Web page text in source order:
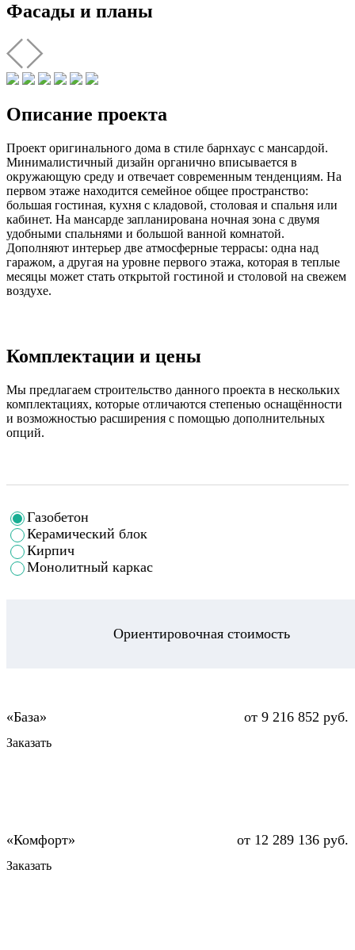
Фасады и планы
Описание проекта
Проект оригинального дома в стиле барнхаус с мансардой.
Минималистичный дизайн органично вписывается в
окружающую среду и отвечает современным тенденциям. На
первом этаже находится семейное общее пространство:
большая гостиная, кухня с кладовой, столовая и спальня или
кабинет. На мансарде запланирована ночная зона с двумя
удобными спальнями и большой ванной комнатой.
Дополняют интерьер две атмосферные террасы: одна над
гаражом, а другая на уровне первого этажа, которая в теплые
месяцы может стать открытой гостиной и столовой на свежем
воздухе.
Комплектации и цены
Мы предлагаем строительство данного проекта в нескольких
комплектациях, которые отличаются степенью оснащённости
и возможностью расширения с помощью дополнительных
опций.
Газобетон
Керамический блок
Кирпич
Монолитный каркас
Ориентировочная стоимость
от 9 216 852 руб.
Заказать
от 12 289 136 руб.
Заказать